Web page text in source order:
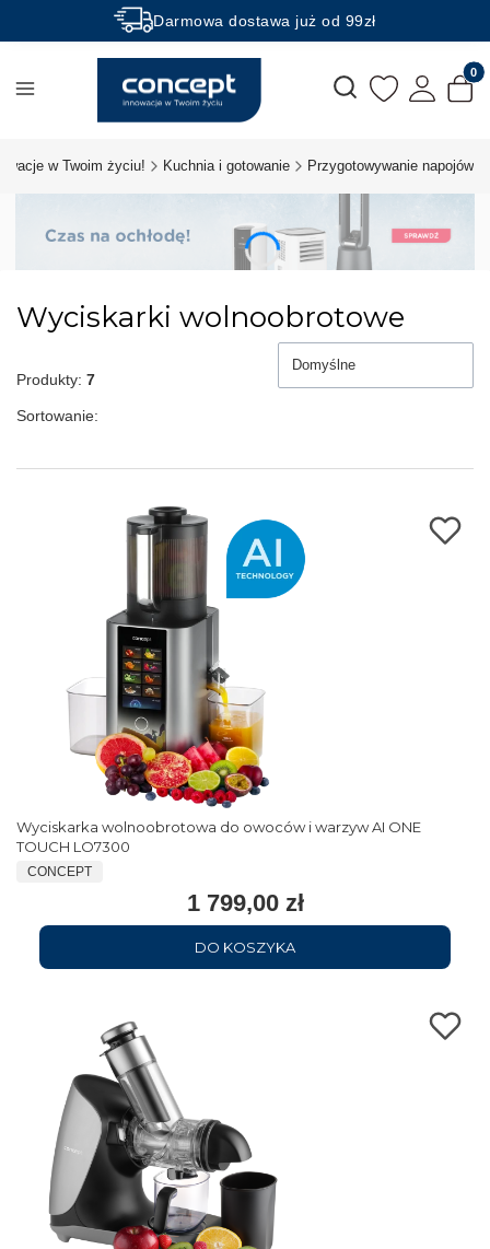
Darmowa dostawa już od 99zł
Rabaty -50% na wybrane produkty
Otwórz wyszukiwarkę
w Twoim życiu! Kuchnia i gotowanie Przygotowywanie napojów
Wyciskarki wolnoobrotowe
Produkty: 7
Sortowanie:
Domyślne
Wyciskarka wolnoobrotowa do owoców i warzyw AI ONE
TOUCH LO7300
CONCEPT
1 799,00 zł
DO KOSZYKA